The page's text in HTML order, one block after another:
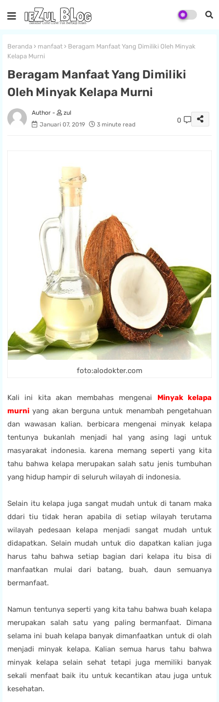
Beranda manfaat
Beragam Manfaat Yang Dimiliki Oleh Minyak
Kelapa Murni
Beragam Manfaat Yang Dimiliki
Oleh Minyak Kelapa Murni
zul
Januari 07, 2019
3 minute read
0
foto:alodokter.com
Kali ini kita akan membahas mengenai Minyak kelapa
murni yang akan berguna untuk menambah pengetahuan
dan wawasan kalian. berbicara mengenai minyak kelapa
tentunya bukanlah menjadi hal yang asing lagi untuk
masyarakat indonesia. karena memang seperti yang kita
tahu bahwa kelapa merupakan salah satu jenis tumbuhan
yang hidup hampir di seluruh wilayah di indonesia.
Selain itu kelapa juga sangat mudah untuk di tanam maka
ddari tiu tidak heran apabila di setiap wilayah terutama
wilayah pedesaan kelapa menjadi sangat mudah untuk
didapatkan. Selain mudah untuk dio dapatkan kalian juga
harus tahu bahwa setiap bagian dari kelapa itu bisa di
manfaatkan mulai dari batang, buah, daun semuanya
bermanfaat.
Namun tentunya seperti yang kita tahu bahwa buah kelapa
merupakan salah satu yang paling bermanfaat. Dimana
selama ini buah kelapa banyak dimanfaatkan untuk di olah
menjadi minyak kelapa. Kalian semua harus tahu bahwa
minyak kelapa selain sehat tetapi juga memiliki banyak
sekali menfaat baik itu untuk kecantikan atau juga untuk
kesehatan.